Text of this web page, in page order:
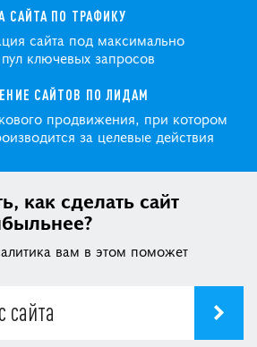
САЙТА ПО ТРАФИКУ
сайта под максимально
ключевых запросов
САЙТОВ ПО ЛИДАМ
продвижения, при котором
за целевые действия
как сделать сайт
вам в этом поможет